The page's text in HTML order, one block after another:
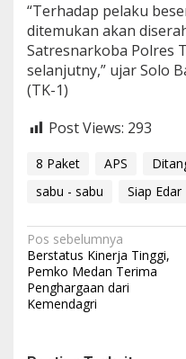
“Terhadap pelaku
ditemukan akan
Satresnarkoba Polres
selanjutny,” ujar Solo
(TK-1)
Post Views: 293
8 Paket APS
sabu - sabu
Siap Edar
N
a
v
Pos sebelumnya
Berstatus Kinerja Tinggi,
Pemko Medan Terima
Penghargaan dari
Kemendagri